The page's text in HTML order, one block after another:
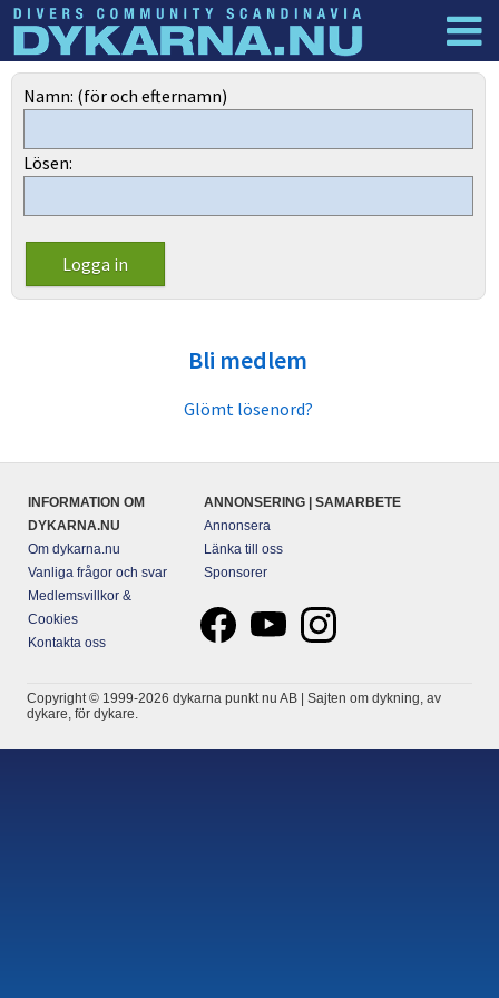
Dyknyheter
Namn: (för och efternamn)
Lösen:
Bli medlem
Glömt lösenord?
INFORMATION OM
DYKARNA.NU
Om dykarna.nu
Vanliga frågor och svar
Medlemsvillkor &
Cookies
Kontakta oss
ANNONSERING | SAMARBETE
Annonsera
Länka till oss
Sponsorer
Copyright © 1999-2026 dykarna punkt nu AB | Sajten om dykning, av
dykare, för dykare.